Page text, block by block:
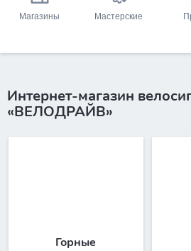
Магазины Мастерские
Интернет-магазин
«ВЕЛОДРАЙВ»
Горные